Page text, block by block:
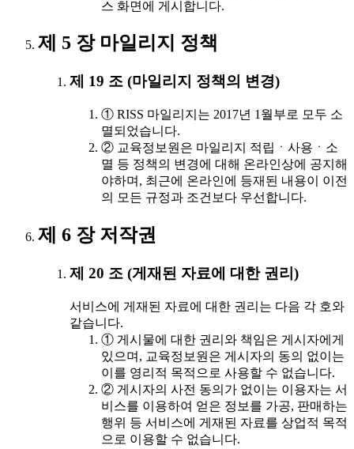
스 화면에 게시합니다.
제 5 장 마일리지 정책
제 19 조 (마일리지 정책의 변경)
① RISS 마일리지는 2017년 1월부로 모두 소
멸되었습니다.
② 교육정보원은 마일리지 적립ㆍ사용ㆍ소
멸 등 정책의 변경에 대해 온라인상에 공지해
야하며, 최근에 온라인에 등재된 내용이 이전
의 모든 규정과 조건보다 우선합니다.
제 6 장 저작권
제 20 조 (게재된 자료에 대한 권리)
서비스에 게재된 자료에 대한 권리는 다음 각 호와
같습니다.
① 게시물에 대한 권리와 책임은 게시자에게
있으며, 교육정보원은 게시자의 동의 없이는
이를 영리적 목적으로 사용할 수 없습니다.
② 게시자의 사전 동의가 없이는 이용자는 서
비스를 이용하여 얻은 정보를 가공, 판매하는
행위 등 서비스에 게재된 자료를 상업적 목적
으로 이용할 수 없습니다.